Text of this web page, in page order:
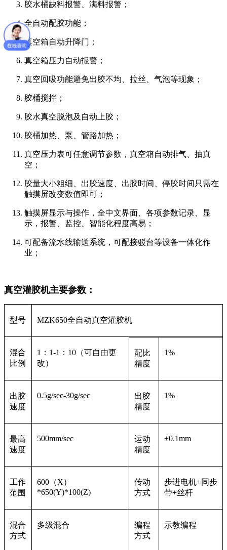
胶水桶缺料报警、满料报警；
全自动配胶功能；
真空箱自动升降门；
真空箱压力自动报警；
真空回吸功能避免出胶不均、拉丝、气泡等现象；
胶桶搅拌；
胶水真空脱泡及自动上胶；
胶桶加热、泵、管路加热；
真空压力表可任意调节参数，真空箱自动排气、抽真
空；
胶量大小粗细、出胶速度、出胶时间、停胶时间只需在
触摸屏改变数值即可；
触摸屏显示与操作，全中文界面、各项参数记录、显
示，报警、监控、智能化程度高易；
可配备流水线输送系统，可配接驳台等设备一体化作
业；
真空灌胶机主要参数：
型号 MZK650全自动真空灌胶机
混合
比例
1：1-1：10（可自由更
改）
配比
精度
1%
出胶
速度
0.5g/sec-30g/sec
出胶
精度
1%
最高
速度
500mm/sec
运动
精度
±0.1mm
工作
范围
600（X）
*650(Y)*100(Z)
传动
方式
步进电机+同步
带+丝杆
混合
方式
多级混合
编程
方式
示教编程